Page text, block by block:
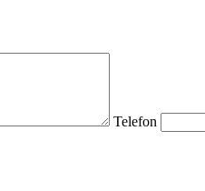
Telefon